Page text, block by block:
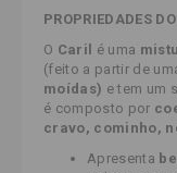
PROPRIEDADES
O Caril é uma
(feito a partir de
moídas) e tem um
é composto por
cravo, cominho,
Apresenta